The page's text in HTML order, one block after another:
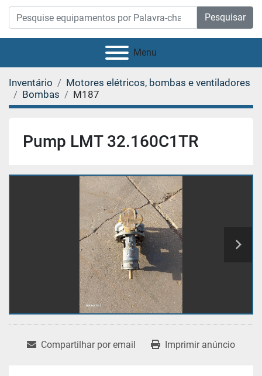
Pesquisar
Menu
Inventário
Motores elétricos, bombas e ventiladores
Bombas
M187
Pump LMT 32.160C1TR
Compartilhar por email Imprimir anúncio